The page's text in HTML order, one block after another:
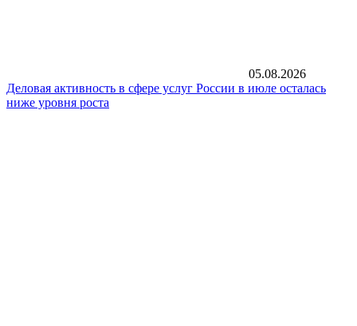
05.08.2026
Деловая активность в сфере услуг России в июле осталась
ниже уровня роста